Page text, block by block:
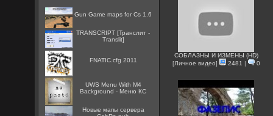
Gun Game maps for Cs 1.6
TRANSCRIPT [Транслит -
Translit]
FNATIC.cfg 2011
UWS Menu With M4
Background - Меню КС
Новые мапы сервера
СОБЛАЗНЫ И ИЗМЕНЫ (HD)
[Личное видео] 2481 | 0